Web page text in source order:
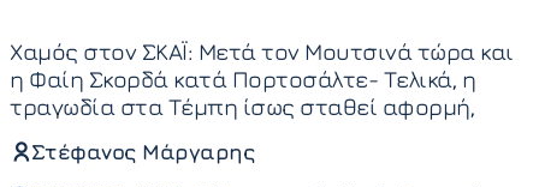
Χαμός στον ΣΚΑΪ: Μετά τον Μουτσινά τώρα και
η Φαίη Σκορδά κατά Πορτοσάλτε- Τελικά, η
τραγωδία στα Τέμπη ίσως σταθεί αφορμή,
Στέφανος Μάργαρης